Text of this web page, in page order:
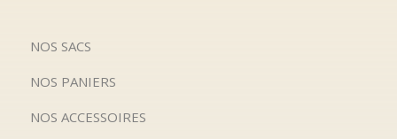
NOS SACS
NOS PANIERS
NOS ACCESSOIRES